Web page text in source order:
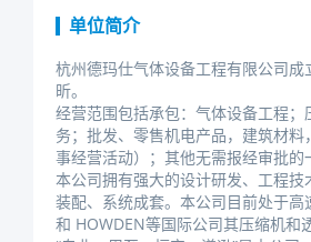
单位简介
杭州德玛仕气体设备工程有限公司
昕。
经营范围包括承包：气体设备工程
务；批发、零售机电产品，建筑材
事经营活动）；其他无需报经审批的
本公司拥有强大的设计研发、工程
装配、系统成套。本公司目前处于
和HOWDEN等国际公司其压缩机和